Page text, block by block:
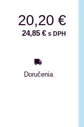
20,20 €
24,85 € s DPH
Doručenia